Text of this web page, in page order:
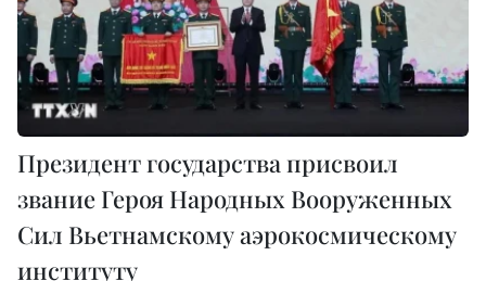
Президент государства присвоил
звание Героя Народных Вооруженных
Сил Вьетнамскому аэрокосмическому
институту